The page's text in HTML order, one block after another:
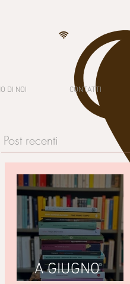
DI NOI CONTATTI
Post recenti
A GIUGNO